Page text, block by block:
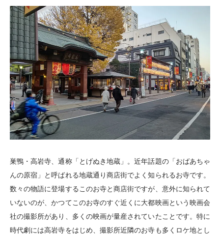
巣鴨・高岩寺、通称「とげぬき地蔵」。近年話題の「おばあちゃ
んの原宿」と呼ばれる地蔵通り商店街でよく知られるお寺です。
数々の物語に登場するこのお寺と商店街ですが、意外に知られて
いないのが、かつてこのお寺のすぐ近くに大都映画という映画会
社の撮影所があり、多くの映画が量産されていたことです。特に
時代劇には高岩寺をはじめ、撮影所近隣のお寺も多くロケ地とし